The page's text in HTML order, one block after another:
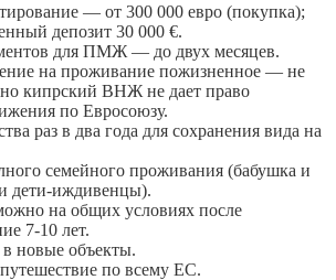
— от 300 000 евро (покупка);
депозит 30 000 €.
для ПМЖ — до двух месяцев.
на проживание пожизненное — не
но кипрский ВНЖ не дает право
по Евросоюзу.
раз в два года для сохранения вида на
семейного проживания (бабушка и
дети-иждивенцы).
на общих условиях после
7-10 лет.
новые объекты.
по всему ЕС.